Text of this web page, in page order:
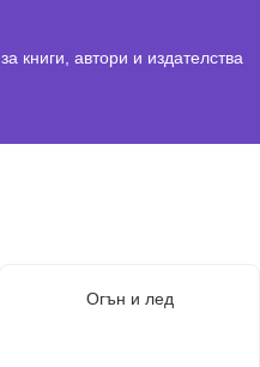
книги, автори и издателства
Огън и лед